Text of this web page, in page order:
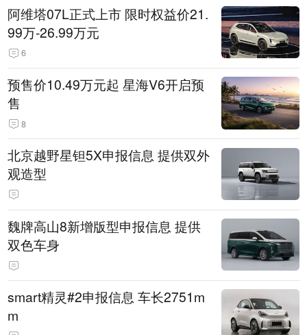
阿维塔07L正式上市 限时权益价21.
99万-26.99万元
6
预售价10.49万元起 星海V6开启预
售
8
北京越野星钽5X申报信息 提供双外
观造型
魏牌高山8新增版型申报信息 提供
双色车身
smart精灵#2申报信息 车长2751m
m